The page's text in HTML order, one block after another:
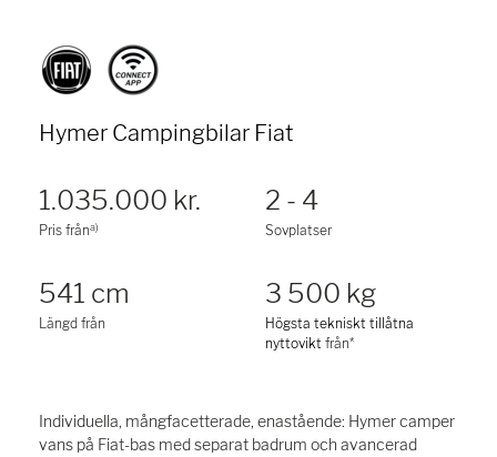
Hymer Campingbilar Fiat
1.035.000 kr.
Pris fråna)
2 - 4
Sovplatser
541 cm
Längd från
3 500 kg
Högsta tekniskt tillåtna
nyttovikt från*
Individuella, mångfacetterade, enastående: Hymer camper
vans på Fiat-bas med separat badrum och avancerad